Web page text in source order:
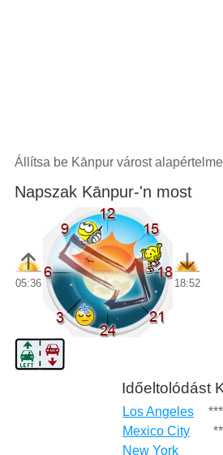
Állítsa be Kānpur várost
Napszak Kānpur-'n most
05:36 18:52
Időeltolódást
Los Angeles
Mexico City
New York